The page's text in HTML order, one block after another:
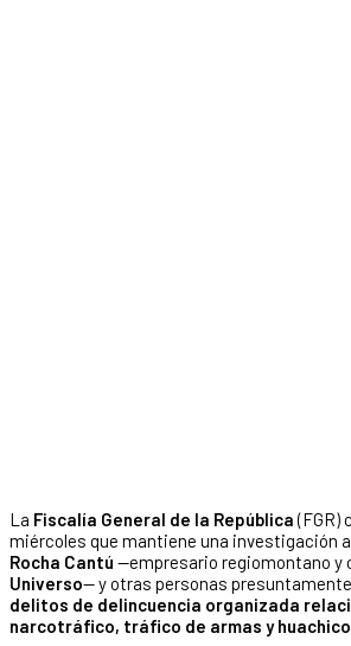
La Fiscalía General de la República(FGR)
miércoles que mantiene una investigación
Rocha Cantú —empresario regiomontano y
Universo— y otras personas
delitos de delincuencia organizada
narcotráfico, tráfico de armas y